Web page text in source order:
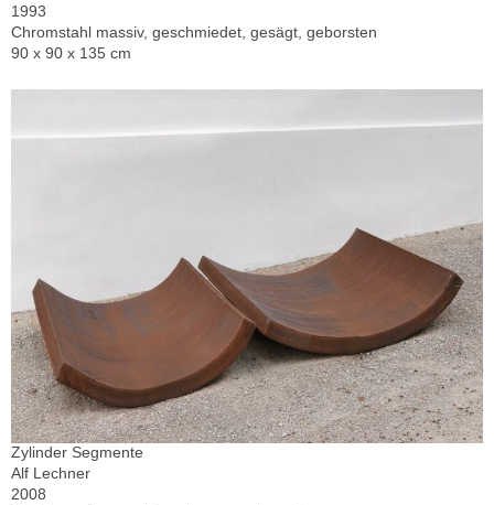
1993
Chromstahl massiv, geschmiedet, gesägt, geborsten
90 x 90 x 135 cm
Zylinder Segmente
Alf Lechner
2008